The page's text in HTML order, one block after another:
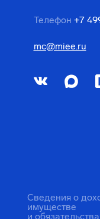
Телефон +7
mc@miee.ru
Сведения о
имуществе
и